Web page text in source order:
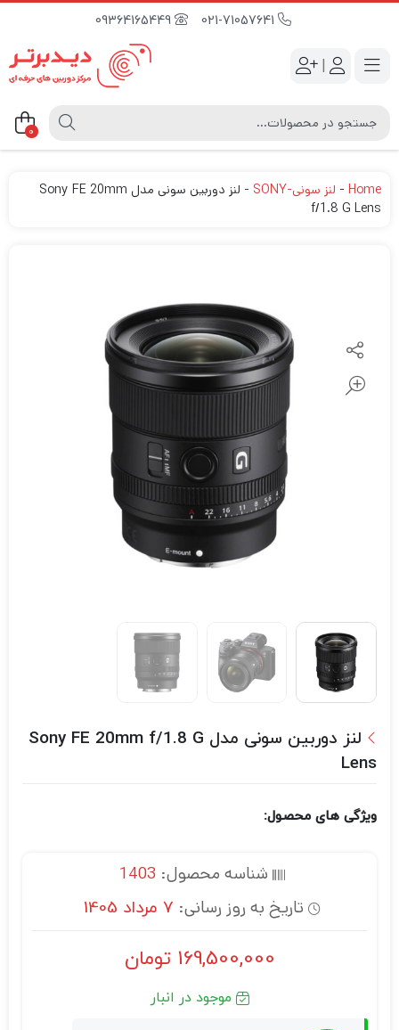
09364165449
|
0
Home
- لنز سونی-SONY -
لنز دوربین سونی مدل Sony FE 20mm
f/1.8 G Lens
لنز دوربین سونی مدل Sony FE 20mm f/1.8 G
Lens
ویژگی های محصول:
شناسه محصول: 1403
تاریخ به روز رسانی: 7 مرداد 1405
169,500,000 تومان
موجود در انبار